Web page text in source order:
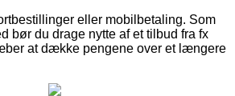
eller mobilbetaling. Som
bør du drage nytte af et tilbud fra fx
at dække pengene over et længere